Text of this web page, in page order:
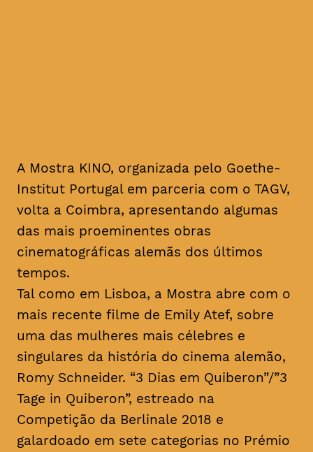
A Mostra KINO, organizada pelo Goethe-
Institut Portugal em parceria com o TAGV,
volta a Coimbra, apresentando algumas
das mais proeminentes obras
cinematográficas alemãs dos últimos
tempos.
Tal como em Lisboa, a Mostra abre com o
mais recente filme de Emily Atef, sobre
uma das mulheres mais célebres e
singulares da história do cinema alemão,
Romy Schneider. “3 Dias em Quiberon”/”3
Tage in Quiberon”, estreado na
Competição da Berlinale 2018 e
galardoado em sete categorias no Prémio